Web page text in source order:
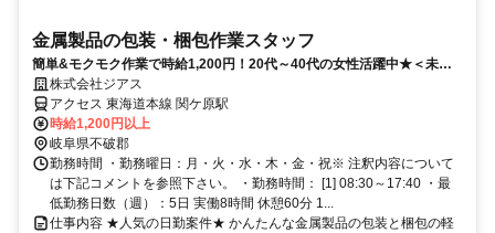
金属製品の包装・梱包作業スタッフ
簡単&モクモク作業で時給1,200円！20代～40代の女性活躍中★＜未経
験大歓迎＞
株式会社ジアス
アクセス 東海道本線 関ケ原駅
時給1,200円以上
岐阜県不破郡
勤務時間 ・勤務曜日：月・火・水・木・金・祝※ 注釈内容について
は下記コメントを参照下さい。 ・勤務時間： [1] 08:30～17:40 ・最
低勤務日数（週）：5日 実働8時間 休憩60分 1...
仕事内容 ★人気の日勤案件★ かんたんな金属製品の包装と梱包の軽